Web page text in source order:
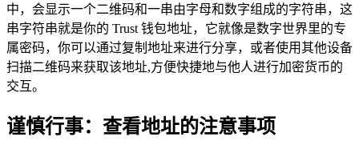
中，会显示一个二维码和一串由字母和数字组成的字符串，这
串字符串就是你的 Trust 钱包地址，它就像是数字世界里的专
属密码，你可以通过复制地址来进行分享，或者使用其他设备
扫描二维码来获取该地址,方便快捷地与他人进行加密货币的
交互。
谨慎行事：查看地址的注意事项